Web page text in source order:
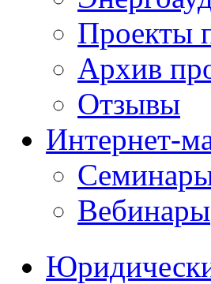
Проекты
Архив
Отзывы
Интернет-
Вебинары